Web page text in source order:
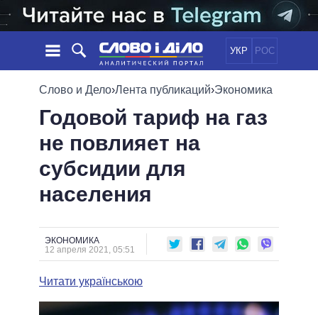
УКР РОС
НОВОСТИ
ЛЕНТА
СОБЫТИЯ
СТАТЬИ
МНЕНИЯ
ОБЗОРЫ
ДАЙДЖЕСТЫ
ПОЛИТИКА
ЭКОНОМИКА
ОБЩЕСТВО
ОБЕЩАНИЯ
ПОЛИТИКИ
ВСЕ ПОЛИТИКИ
ПРЕЗИДЕНТ И ОФИС
ВЕРХОВНАЯ РАДА
КАБИНЕТ МИНИСТРОВ
МЭРЫ
ВСЕ ПЕРСОНЫ
ИНФОГРАФИКА
ПОДДЕРЖАТЬ
СРАВНЕНИЕ ПОЛИТИКОВ
Слово и Дело›Лента публикаций›Экономика
Годовой тариф на газ
не повлияет на
субсидии для
населения
ЭКОНОМИКА
12 апреля 2021, 05:51
Читати українською